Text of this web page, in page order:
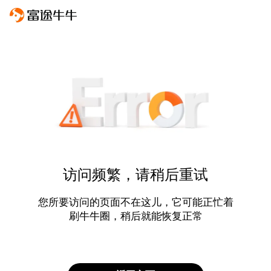
访问频繁，请稍后重试
您所要访问的页面不在这儿，它可能正忙着
刷牛牛圈，稍后就能恢复正常